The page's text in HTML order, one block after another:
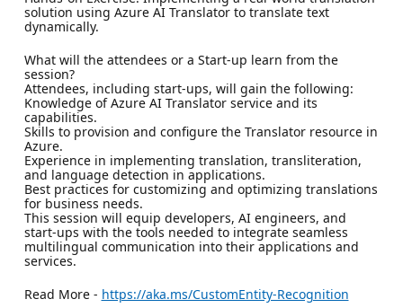
solution using Azure AI Translator to translate text
dynamically.
What will the attendees or a Start-up learn from the
session?
Attendees, including start-ups, will gain the following:
Knowledge of Azure AI Translator service and its
capabilities.
Skills to provision and configure the Translator resource in
Azure.
Experience in implementing translation, transliteration,
and language detection in applications.
Best practices for customizing and optimizing translations
for business needs.
This session will equip developers, AI engineers, and
start-ups with the tools needed to integrate seamless
multilingual communication into their applications and
services.
Read More - https://aka.ms/CustomEntity-Recognition